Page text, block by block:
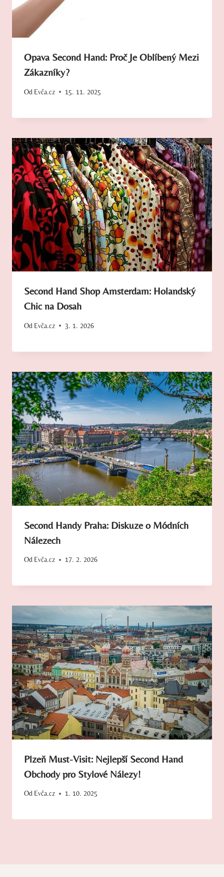
Opava Second Hand: Proč Je Oblíbený Mezi
Zákazníky?
Od Evča.cz 15. 11. 2025
Second Hand Shop Amsterdam: Holandský
Chic na Dosah
Od Evča.cz 3. 1. 2026
Second Handy Praha: Diskuze o Módních
Nálezech
Od Evča.cz 17. 2. 2026
Plzeň Must-Visit: Nejlepší Second Hand
Obchody pro Stylové Nálezy!
Od Evča.cz 1. 10. 2025